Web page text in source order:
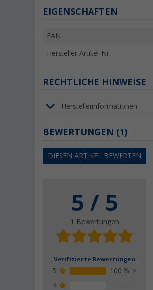
EIGENSCHAFTEN
EAN
Hersteller Artikel-Nr.
RECHTLICHE HINWEISE
Herstellerinformationen
BEWERTUNGEN (1)
DIESEN ARTIKEL BEWERTEN
5 / 5
1 Bewertungen
Verifizierte Bewertungen
5
100 %
4